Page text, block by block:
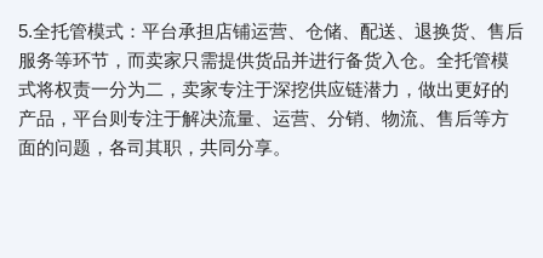
5.全托管模式：平台承担店铺运营、仓储、配送、退换货、售后
服务等环节，而卖家只需提供货品并进行备货入仓。全托管模
式将权责一分为二，卖家专注于深挖供应链潜力，做出更好的
产品，平台则专注于解决流量、运营、分销、物流、售后等方
面的问题，各司其职，共同分享。